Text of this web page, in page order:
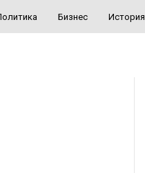
Бизнес История